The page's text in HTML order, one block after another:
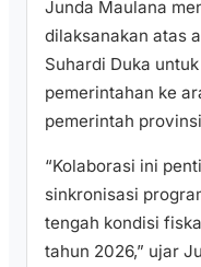
Junda Maulana
dilaksanakan atas
Suhardi Duka
pemerintahan ke
pemerintah
“Kolaborasi ini
sinkronisasi
tengah kondisi
tahun 2026,” ujar